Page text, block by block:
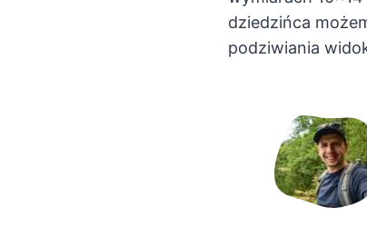
dziedzińca
podziwiania